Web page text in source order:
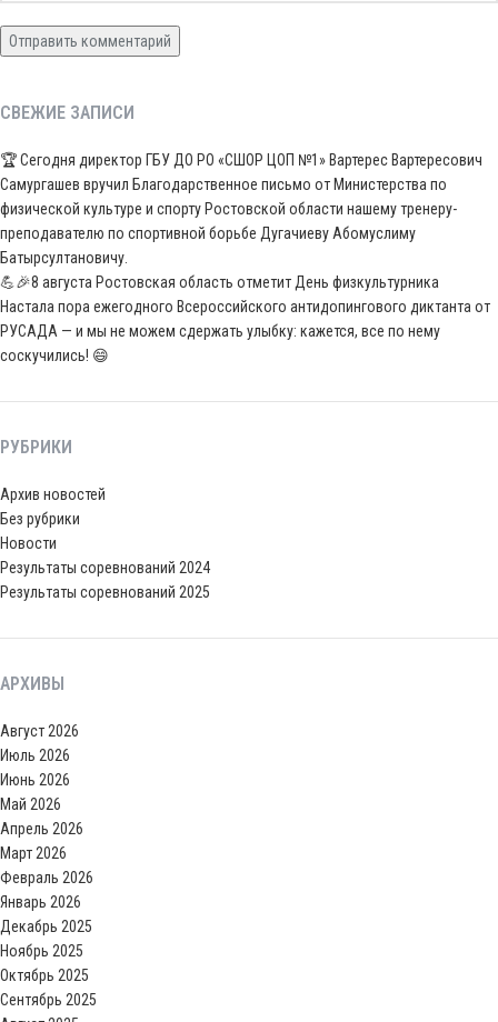
СВЕЖИЕ ЗАПИСИ
🏆 Сегодня директор ГБУ ДО РО «СШОР ЦОП №1» Вартерес Вартересович
Самургашев вручил Благодарственное письмо от Министерства по
физической культуре и спорту Ростовской области нашему тренеру-
преподавателю по спортивной борьбе Дугачиеву Абомуслиму
Батырсултановичу.
💪🎉8 августа Ростовская область отметит День физкультурника
Настала пора ежегодного Всероссийского антидопингового диктанта от
РУСАДА — и мы не можем сдержать улыбку: кажется, все по нему
соскучились! 😄
РУБРИКИ
Архив новостей
Без рубрики
Новости
Результаты соревнований 2024
Результаты соревнований 2025
АРХИВЫ
Август 2026
Июль 2026
Июнь 2026
Май 2026
Апрель 2026
Март 2026
Февраль 2026
Январь 2026
Декабрь 2025
Ноябрь 2025
Октябрь 2025
Сентябрь 2025